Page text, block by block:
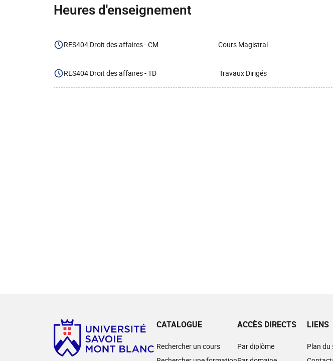
Heures d'enseignement
RES404 Droit des affaires - CM Cours Magistral
RES404 Droit des affaires - TD Travaux Dirigés
CATALOGUE
Rechercher un cours
ACCÈS DIRECTS
Par diplôme
LIENS
Plan du